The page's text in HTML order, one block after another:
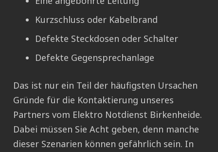
Kurzschluss oder Kabelbrand
Defekte Steckdosen oder Schalter
Defekte Gegensprechanlage
Das ist nur ein Teil der häufigsten Ursachen
Gründe für die Kontaktierung unseres
Partners vom Elektro Notdienst Birkenheide.
Dabei müssen Sie Acht geben, denn manche
dieser Szenarien können gefährlich sein. In